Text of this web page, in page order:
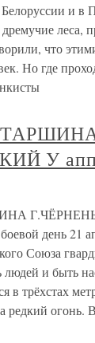
и в
леса,
что
Но где
У
день 21
Союза
людей и быть
в трёхстах
редкий огонь. В